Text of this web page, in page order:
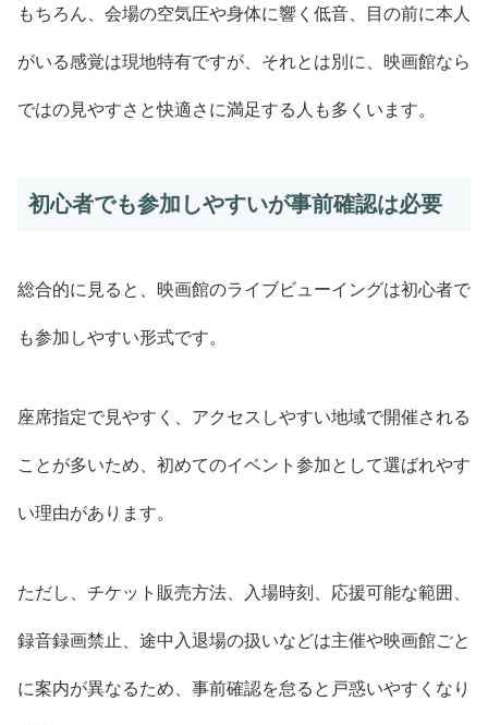
もちろん、会場の空気圧や身体に響く低音、目の前に本人
がいる感覚は現地特有ですが、それとは別に、映画館なら
ではの見やすさと快適さに満足する人も多くいます。
初心者でも参加しやすいが事前確認は必要
総合的に見ると、映画館のライブビューイングは初心者で
も参加しやすい形式です。
座席指定で見やすく、アクセスしやすい地域で開催される
ことが多いため、初めてのイベント参加として選ばれやす
い理由があります。
ただし、チケット販売方法、入場時刻、応援可能な範囲、
録音録画禁止、途中入退場の扱いなどは主催や映画館ごと
に案内が異なるため、事前確認を怠ると戸惑いやすくなり